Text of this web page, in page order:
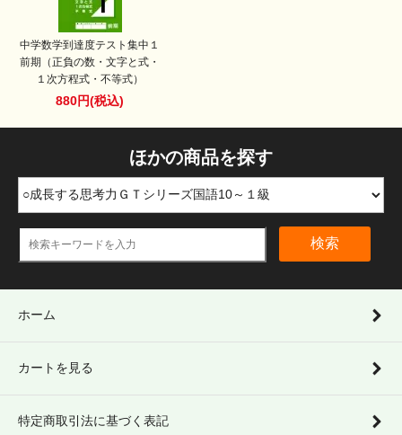
中学数学到達度テスト集中１
前期（正負の数・文字と式・
１次方程式・不等式）
880円(税込)
ほかの商品を探す
検索
ホーム
カートを見る
特定商取引法に基づく表記